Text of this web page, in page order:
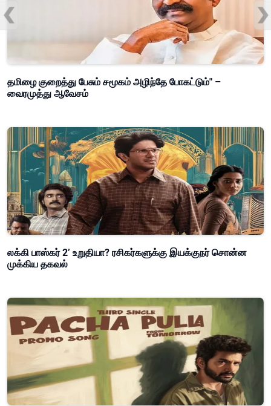
தமிழை குறைத்து பேசும் சமூகம் அழிந்தே போகட்டும்" –
வைரமுத்து ஆவேசம்
லக்கி பாஸ்கர் 2’ உறுதியா? ரசிகர்களுக்கு இயக்குநர் சொன்ன
முக்கிய தகவல்